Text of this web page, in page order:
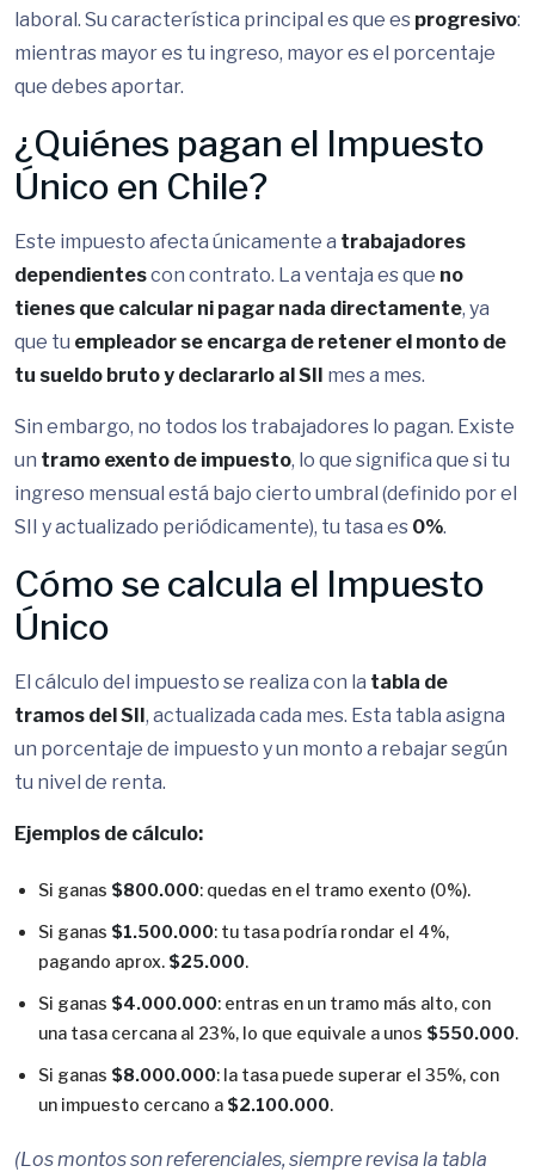
laboral. Su característica principal es que es progresivo:
mientras mayor es tu ingreso, mayor es el porcentaje
que debes aportar.
¿Quiénes pagan el Impuesto
Único en Chile?
Este impuesto afecta únicamente a trabajadores
dependientescon contrato. La ventaja es que no
tienes que calcular ni pagar nada directamente, ya
que tu empleador se encarga de retener el monto de
tu sueldo bruto y declararlo al SII mes a mes.
Sin embargo, no todos los trabajadores lo pagan. Existe
un tramo exento de impuesto, lo que significa que si tu
ingreso mensual está bajo cierto umbral (definido por el
SII y actualizado periódicamente), tu tasa es 0%.
Cómo se calcula el Impuesto
Único
El cálculo del impuesto se realiza con la tabla de
tramos del SII, actualizada cada mes. Esta tabla asigna
un porcentaje de impuesto y un monto a rebajar según
tu nivel de renta.
Ejemplos de cálculo:
Si ganas $800.000: quedas en el tramo exento (0%).
Si ganas $1.500.000: tu tasa podría rondar el 4%,
pagando aprox. $25.000.
Si ganas $4.000.000: entras en un tramo más alto, con
una tasa cercana al 23%, lo que equivale a unos $550.000.
Si ganas $8.000.000: la tasa puede superar el 35%, con
un impuesto cercano a $2.100.000.
(Los montos son referenciales, siempre revisa la tabla